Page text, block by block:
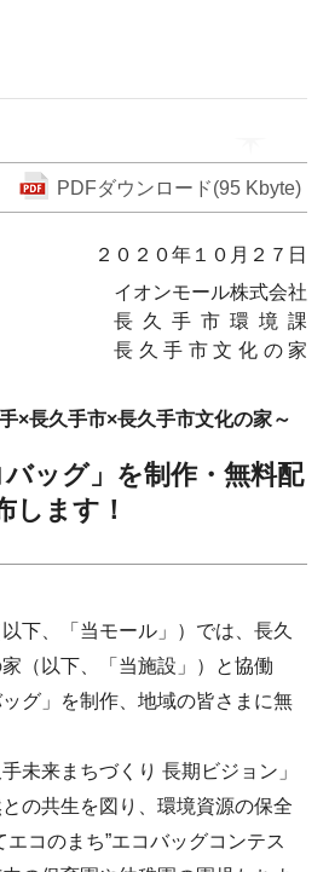
PDFダウンロード(95 Kbyte)
２０２０年１０月２７日
イオンモール株式会社
長久手市環境課
長久手市文化の家
×長久手市×長久手市文化の家～
バッグ」を制作・無料配
します！
下、「当モール」）では、長久
（以下、「当施設」）と協働
グ」を制作、地域の皆さまに無
未来まちづくり 長期ビジョン」
の共生を図り、環境資源の保全
エコのまち”エコバッグコンテス